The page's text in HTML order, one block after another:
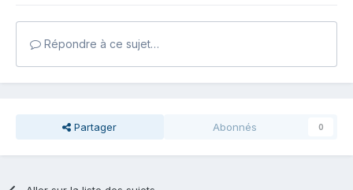
Répondre à ce sujet…
Partager Abonnés 0